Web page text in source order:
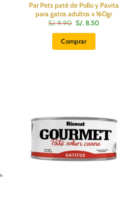
Par Pets paté de Pollo y Pavita
para gatos adultos x 160gr
S/.9.90 El
precio
original
era:
S/.
S/.8.50El
Comprar